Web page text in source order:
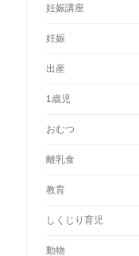
妊娠講座
妊娠
出産
1歳児
おむつ
離乳食
教育
しくじり育児
動物